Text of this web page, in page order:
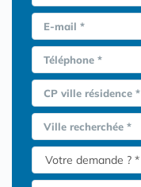
E-mail *
Téléphone *
CP ville résidence *
Ville recherchée *